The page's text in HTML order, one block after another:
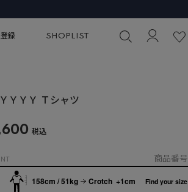
録 SHOPLIST
ＹＹＹ Ｔシャツ
税込
商品番号
158cm / 51kg Crotch +1cm Find your size